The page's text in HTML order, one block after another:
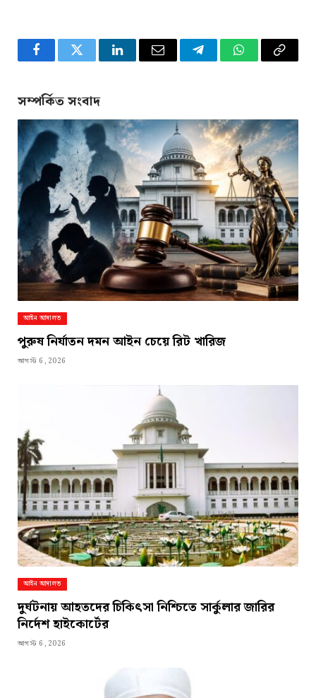
FacebookTwitter LinkedInEmail TelegramWhatsApp
Copy
সম্পর্কিত সংবাদ
আইন আদালত
পুরুষ নির্যাতন দমন আইন চেয়ে রিট খারিজ
আগস্ট 6, 2026
আইন আদালত
দুর্ঘটনায় আহতদের চিকিৎসা নিশ্চিতে সার্কুলার জারির
নির্দেশ হাইকোর্টের
আগস্ট 6, 2026